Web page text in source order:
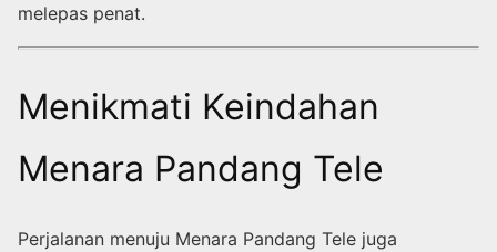
melepas penat.
Menikmati Keindahan
Menara Pandang Tele
Perjalanan menuju Menara Pandang Tele juga